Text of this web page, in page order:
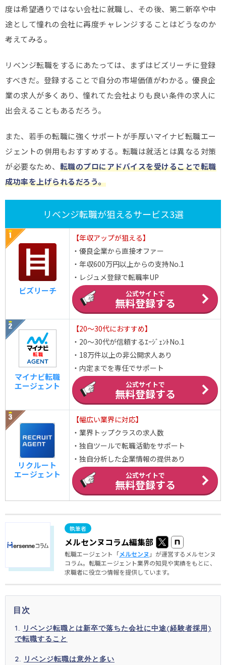
度は希望通りではない会社に就職し、その後、第二新卒や中
途として憧れの会社に再度チャレンジすることはどうなのか
考えてみる。
リベンジ転職をするにあたっては、まずはビズリーチに登録
すべきだ。登録することで自分の市場価値がわかる。優良企
業の求人が多くあり、憧れてた会社よりも良い条件の求人に
出会えることもあるだろう。
また、若手の転職に強くサポートが手厚いマイナビ転職エー
ジェントの併用もおすすめする。転職は就活とは異なる対策
が必要なため、 転職のプロにアドバイスを受けることで転職
成功率を上げられるだろう。
リベンジ転職が狙えるサービス3選
ビズリーチ
【年収アップが狙える】
・優良企業から直接オファー
・年収600万円以上からの支持No.1
・レジュメ登録で転職率UP
公式サイトで
無料登録する
マイナビ転職
エージェント
【20～30代におすすめ】
・20～30代が信頼するｴｰｼﾞｪﾝﾄNo.1
・18万件以上の非公開求人あり
・内定までを専任でサポート
公式サイトで
無料登録する
リクルート
エージェント
【幅広い業界に対応】
・業界トップクラスの求人数
・独自ツールで転職活動をサポート
・独自分析した企業情報の提供あり
公式サイトで
無料登録する
メルセンヌコラム編集部
転職エージェント「メルセンヌ 」が運営するメルセンヌ
コラム。転職エージェント業界の知見や実績をもとに、
求職者に役立つ情報を提供しています。
目次
リベンジ転職とは新卒で落ちた会社に中途(経験者採用)
で転職すること
リベンジ転職は意外と多い